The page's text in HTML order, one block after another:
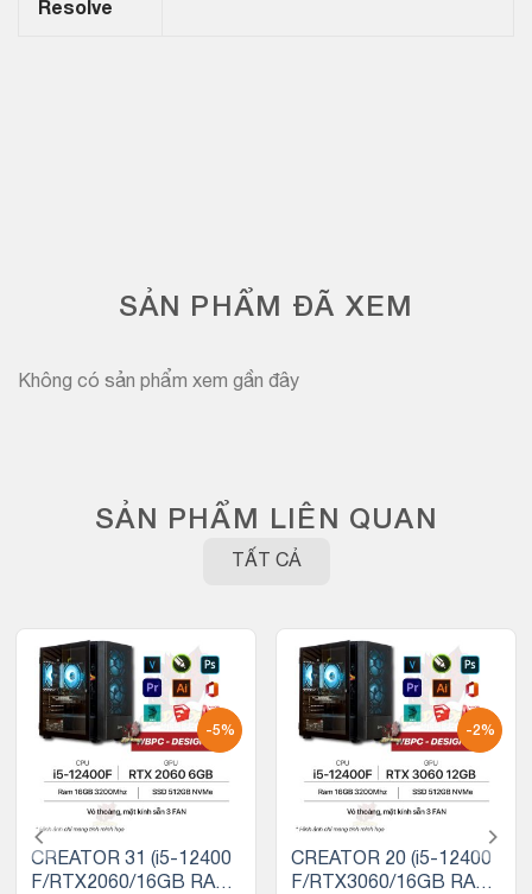
Resolve
SẢN PHẨM ĐÃ XEM
Không có sản phẩm xem gần đây
SẢN PHẨM LIÊN QUAN
TẤT CẢ
-5%
CREATOR 31 (i5-12400
F/RTX2060/16GB RAM/
-2%
CREATOR 20 (i5-12400
F/RTX3060/16GB RAM/